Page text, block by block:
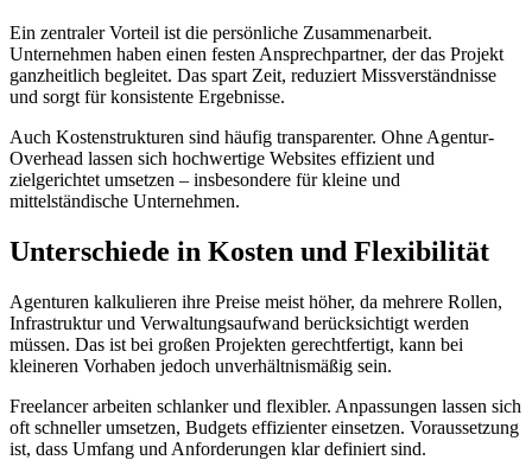
Ein zentraler Vorteil ist die persönliche Zusammenarbeit.
Unternehmen haben einen festen Ansprechpartner, der das Projekt
ganzheitlich begleitet. Das spart Zeit, reduziert Missverständnisse
und sorgt für konsistente Ergebnisse.
Auch Kostenstrukturen sind häufig transparenter. Ohne Agentur-
Overhead lassen sich hochwertige Websites effizient und
zielgerichtet umsetzen – insbesondere für kleine und
mittelständische Unternehmen.
Unterschiede in Kosten und Flexibilität
Agenturen kalkulieren ihre Preise meist höher, da mehrere Rollen,
Infrastruktur und Verwaltungsaufwand berücksichtigt werden
müssen. Das ist bei großen Projekten gerechtfertigt, kann bei
kleineren Vorhaben jedoch unverhältnismäßig sein.
Freelancer arbeiten schlanker und flexibler. Anpassungen lassen sich
oft schneller umsetzen, Budgets effizienter einsetzen. Voraussetzung
ist, dass Umfang und Anforderungen klar definiert sind.